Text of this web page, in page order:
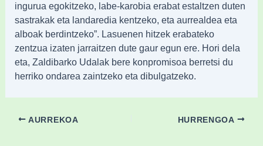
ingurua egokitzeko, labe-karobia erabat estaltzen duten
sastrakak eta landaredia kentzeko, eta aurrealdea eta
alboak berdintzeko”. Lasuenen hitzek erabateko
zentzua izaten jarraitzen dute gaur egun ere. Hori dela
eta, Zaldibarko Udalak bere konpromisoa berretsi du
herriko ondarea zaintzeko eta dibulgatzeko.
AURREKOA HURRENGOA